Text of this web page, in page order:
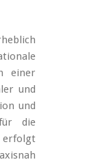
einer
und
und
die
erfolgt